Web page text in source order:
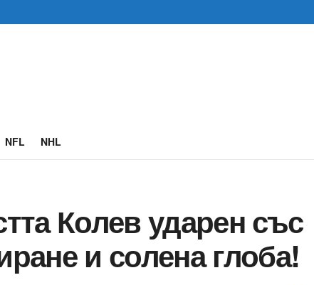
NFL NHL
Колев ударен със
и солена глоба!